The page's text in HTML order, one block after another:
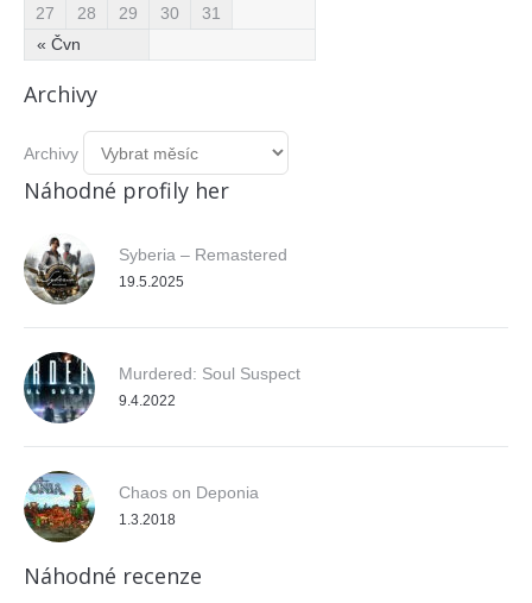
« Čvn
27
28 29 30 31
Archivy
Archivy
Náhodné profily her
Syberia – Remastered
19.5.2025
Murdered: Soul Suspect
9.4.2022
Chaos on Deponia
1.3.2018
Náhodné recenze